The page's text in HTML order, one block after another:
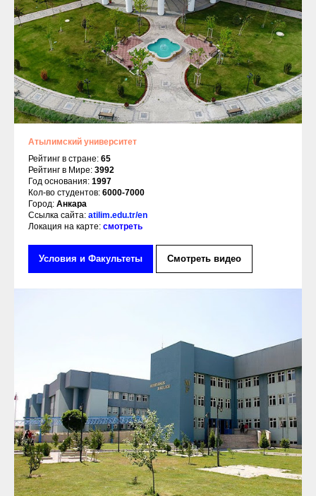
Атылимский университет
Рейтинг в стране: 65
Рейтинг в Мире: 3992
Год основания: 1997
Кол-во студентов: 6000-7000
Город: Анкара
Ссылка сайта: atilim.edu.tr/en
Локация на карте: смотреть
Условия и Факультеты Смотреть видео